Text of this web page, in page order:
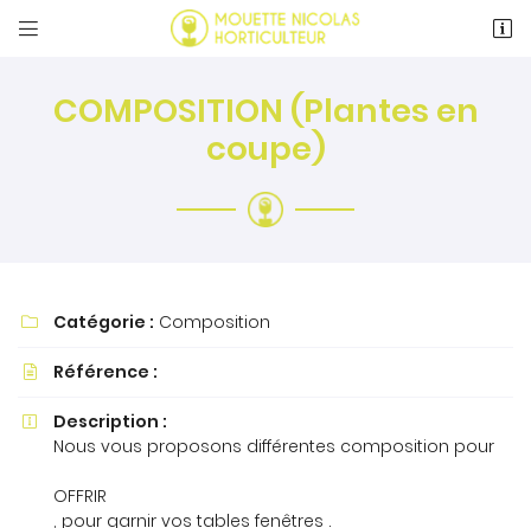
 
24 rue Saint-Pierre
02 43 97 01 57
Adresse email de réception
 Recopier le code ci-contre
COMPOSITION (Plantes en
coupe)
 Catégorie : Composition
 Référence :

Description :
Nous vous proposons différentes composition pour
OFFRIR
, pour garnir vos tables fenêtres .